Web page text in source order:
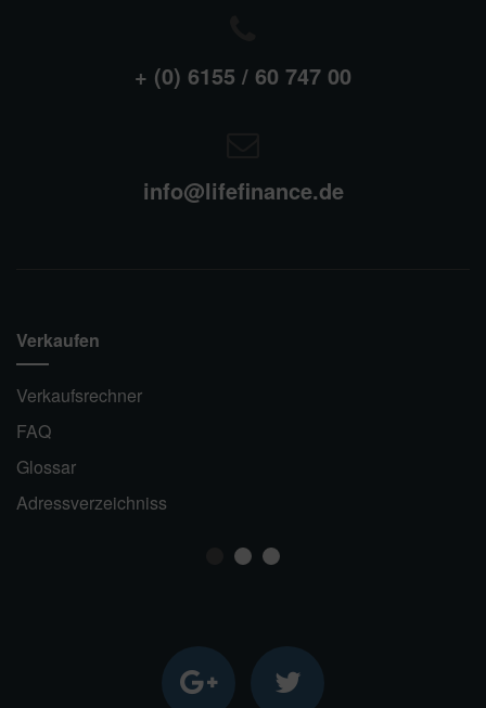
+ (0) 6155 / 60 747 00
info@lifefinance.de
Verkaufen
Verkaufsrechner
FAQ
Glossar
Adressverzeichniss
1 2